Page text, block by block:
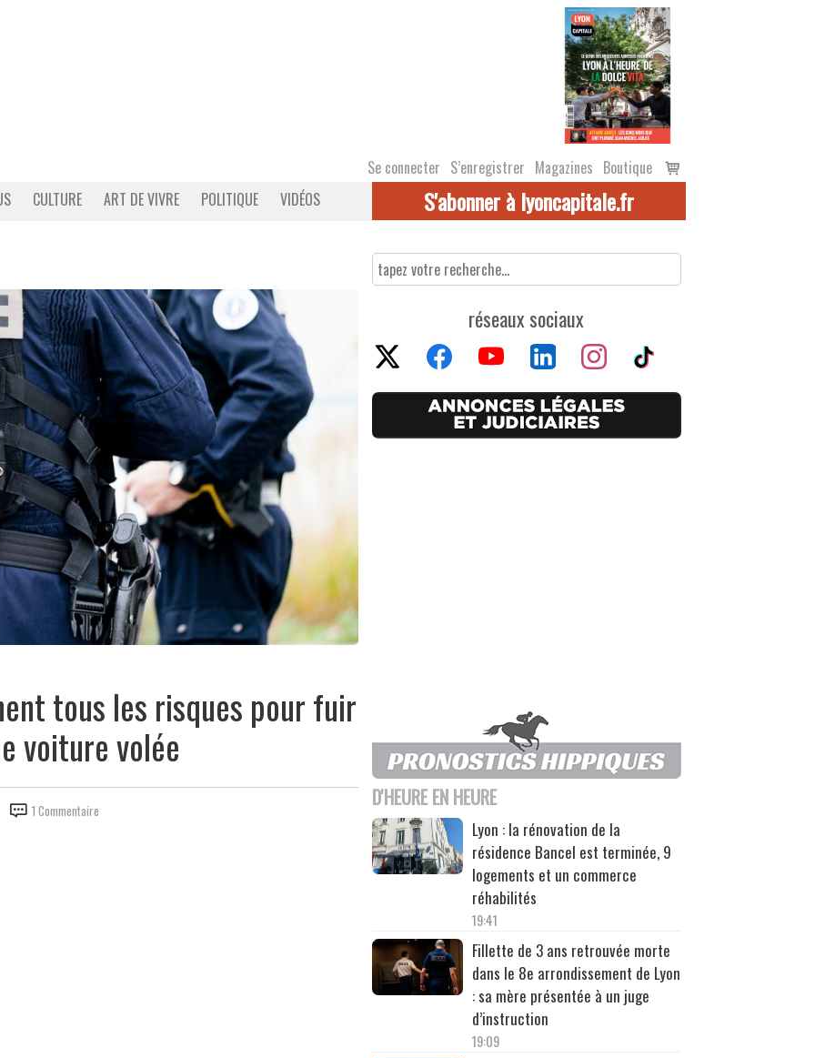
Se connecter S’enregistrer Magazines Boutique
Voir
le
CULTURE ART DE VIVRE POLITIQUE VIDÉOS S'abonner à lyoncapitale.fr
tous les risques pour fuir
voiture volée
1 Commentaire
réseaux sociaux
D'HEURE EN HEURE
Lyon : la rénovation de la
résidence Bancel est terminée, 9
logements et un commerce
réhabilités
19:41
Fillette de 3 ans retrouvée morte
dans le 8e arrondissement de Lyon
: sa mère présentée à un juge
d’instruction
19:09